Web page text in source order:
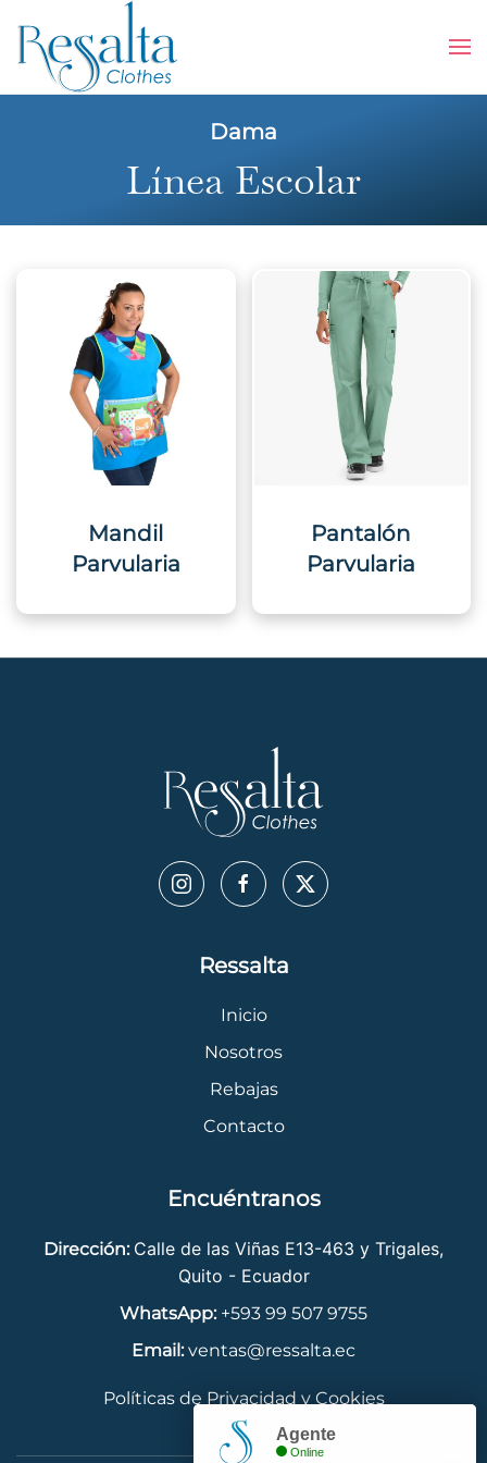
Skip to main content
Dama
Línea Escolar
Mandil
Parvularia
Pantalón
Parvularia
Ressalta
Inicio
Nosotros
Rebajas
Contacto
Encuéntranos
Dirección: Calle de las Viñas E13-463 y Trigales,
Quito - Ecuador
WhatsApp: +593 99 507 9755
Email: ventas@ressalta.ec
Políticas de Privacidad y Cookies
Agente
Online